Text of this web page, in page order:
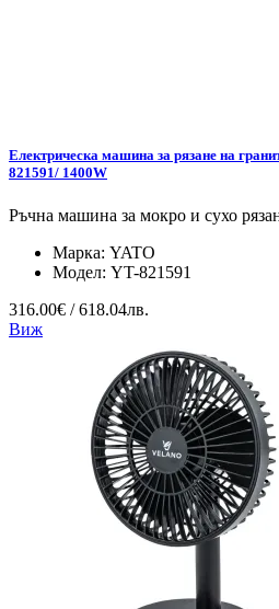
Електрическа машина за рязане на
821591/ 1400W
Ръчна машина за мокро и сухо
Марка: YATO
Модел: YT-821591
316.00€ / 618.04лв.
Виж